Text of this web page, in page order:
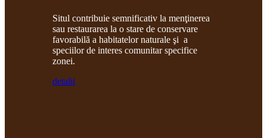
Situl contribuie semnificativ la menţinerea
sau restaurarea la o stare de conservare
favorabilă a habitatelor naturale şi a
speciilor de interes comunitar specifice
zonei.
detalii